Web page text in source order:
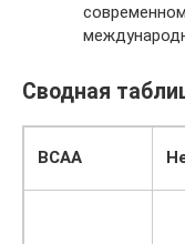
Сводная
ВСАА